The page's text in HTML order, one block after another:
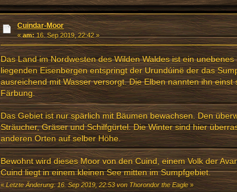
Cuindar-Moor
«am:16. Sep 2019, 22:42 »
Das Land im Nordwesten des Wilden Waldes ist ein
liegenden Eisenbergen entspringt der Urundúinë der das
ausreichend mit Wasser versorgt. Die Elben nannten ihn
Färbung.
Das Gebiet ist nur spärlich mit Bäumen bewachsen. Den
Sträucher, Gräser und Schilfgürtel. Die Winter sind hier
anderen Orten auf selber Höhe.
Bewohnt wird dieses Moor von den Cuind, einem Volk der
Cuind liegt in einem kleinen See mitten im Sumpfgebiet.
«Letzte Änderung: 16. Sep 2019, 22:53 von Thorondor the Eagle »